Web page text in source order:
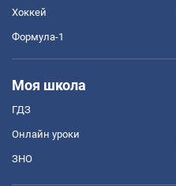
Хоккей
Формула-1
Моя школа
ГДЗ
Онлайн уроки
ЗНО